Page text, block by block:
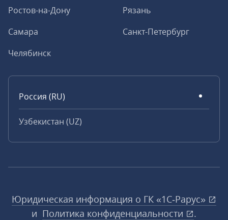
Ростов-на-Дону
Рязань
Самара
Санкт-Петербург
Челябинск
Россия (RU)
Узбекистан (UZ)
Юридическая информация о ГК «1С‑Рарус»
и Политика конфиденциальности
.